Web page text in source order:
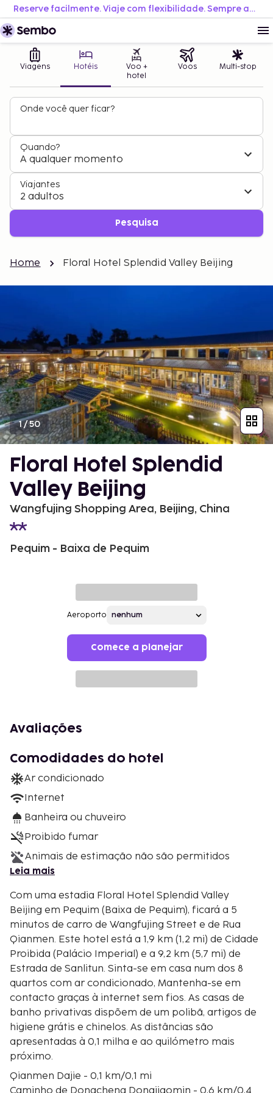
Reserve facilmente. Viaje com flexibilidade. Sempre ao melhor preço.
Viagens Hotéis
Voo +
hotel
Voos Multi-stop
Onde você quer ficar?
Quando?
A qualquer momento
Viajantes
2 adultos
Pesquisa
Home Floral Hotel Splendid Valley Beijing
1/50
Floral Hotel Splendid
Valley Beijing
Wangfujing Shopping Area, Beijing, China
Pequim - Baixa de Pequim
Aeroporto
Comece a planejar
Avaliações
Comodidades do hotel
Ar condicionado
Internet
Banheira ou chuveiro
Proibido fumar
Animais de estimação não são permitidos
Leia mais
Com uma estadia Floral Hotel Splendid Valley
Beijing em Pequim (Baixa de Pequim), ficará a 5
minutos de carro de Wangfujing Street e de Rua
Qianmen. Este hotel está a 1,9 km (1,2 mi) de Cidade
Proibida (Palácio Imperial) e a 9,2 km (5,7 mi) de
Estrada de Sanlitun. Sinta-se em casa num dos 8
quartos com ar condicionado, Mantenha-se em
contacto graças à internet sem fios. As casas de
banho privativas dispõem de um polibã, artigos de
higiene grátis e chinelos. As distâncias são
apresentadas à 0,1 milha e ao quilómetro mais
próximo.
Qianmen Dajie - 0,1 km/0,1 mi